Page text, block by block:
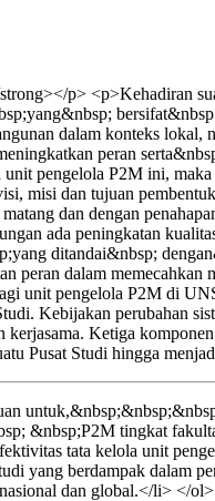
p> <p>Kehadiran
dalam konteks
peran
pengelola P2M ini,
misi dan tujuan
dan dengan
ada peningkatan
ditandai&nbsp;
peran dalam
unit pengelola P2M di
Kebijakan perubahan
Ketiga
Pusat Studi hingga
&nbsp;P2M tingkat
tata kelola unit
yang berdampak dalam
dan global.</li> </ol>